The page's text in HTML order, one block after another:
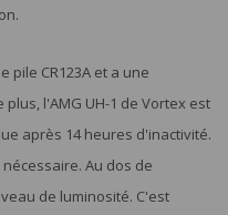
pile CR123A et a une
l'AMG UH-1 de Vortex est
après 14 heures d'inactivité.
Au dos de
de luminosité. C'est